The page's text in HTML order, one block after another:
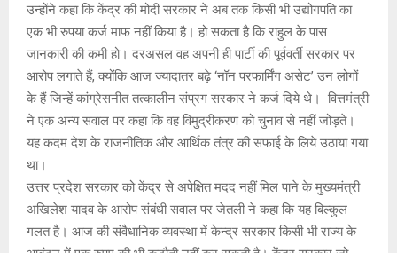
उन्होंने कहा कि केंद्र की मोदी सरकार ने अब तक किसी भी उद्योगपति का
एक भी रुपया कर्ज माफ नहीं किया है। हो सकता है कि राहुल के पास
जानकारी की कमी हो। दरअसल वह अपनी ही पार्टी की पूर्ववर्ती सरकार पर
आरोप लगाते हैं, क्योंकि आज ज्यादातर बढ़े ‘नॉन परफार्मिंग असेट’ उन लोगों
के हैं जिन्हें कांग्रेसनीत तत्कालीन संप्रग सरकार ने कर्ज दिये थे। वित्तमंत्री
ने एक अन्य सवाल पर कहा कि वह विमुद्रीकरण को चुनाव से नहीं जोड़ते।
यह कदम देश के राजनीतिक और आर्थिक तंत्र की सफाई के लिये उठाया गया
था।
उत्तर प्रदेश सरकार को केंद्र से अपेक्षित मदद नहीं मिल पाने के मुख्यमंत्री
अखिलेश यादव के आरोप संबंधी सवाल पर जेतली ने कहा कि यह बिल्कुल
गलत है। आज की संवैधानिक व्यवस्था में केन्द्र सरकार किसी भी राज्य के